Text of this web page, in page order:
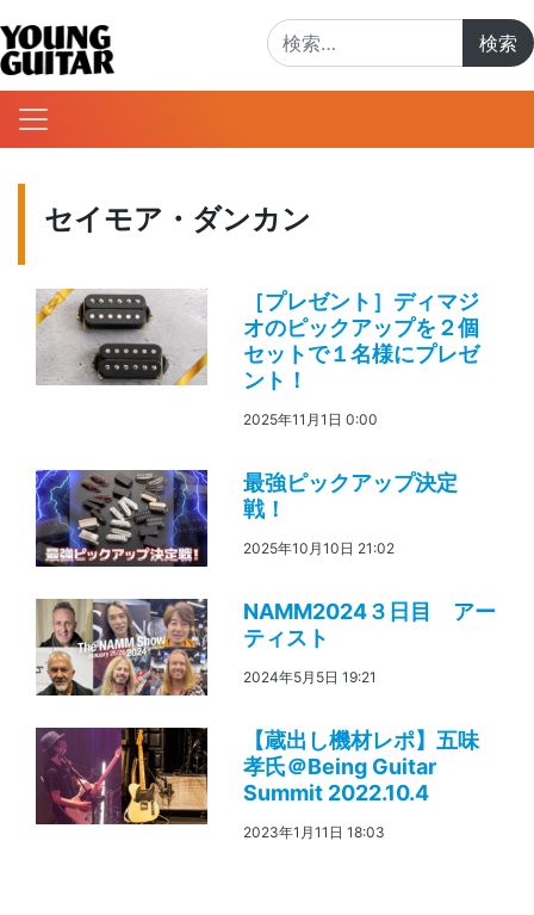
セイモア・ダンカン
［プレゼント］ディマジ
オのピックアップを２個
セットで１名様にプレゼ
ント！
2025年11月1日 0:00
最強ピックアップ決定
戦！
2025年10月10日 21:02
NAMM2024３日目 アー
ティスト
2024年5月5日 19:21
【蔵出し機材レポ】五味
孝氏＠Being Guitar
Summit 2022.10.4
2023年1月11日 18:03